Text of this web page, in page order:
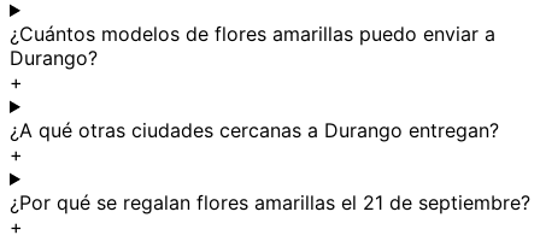
¿Cuántos modelos de flores amarillas puedo enviar a
Durango?
+
¿A qué otras ciudades cercanas a Durango entregan?
+
¿Por qué se regalan flores amarillas el 21 de septiembre?
+